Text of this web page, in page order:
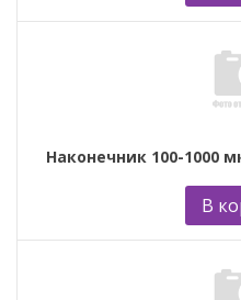
Наконечник 100-1000
В